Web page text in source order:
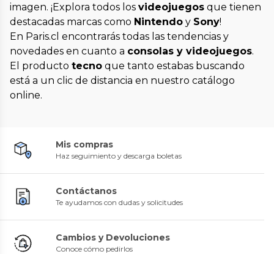
imagen. ¡Explora todos los videojuegos que tienen
destacadas marcas como Nintendo y Sony!
En Paris.cl encontrarás todas las tendencias y
novedades en cuanto a consolas y videojuegos.
El producto tecno que tanto estabas buscando
está a un clic de distancia en nuestro catálogo
online.
Mis compras
Haz seguimiento y descarga boletas
Contáctanos
Te ayudamos con dudas y solicitudes
Cambios y Devoluciones
Conoce cómo pedirlos